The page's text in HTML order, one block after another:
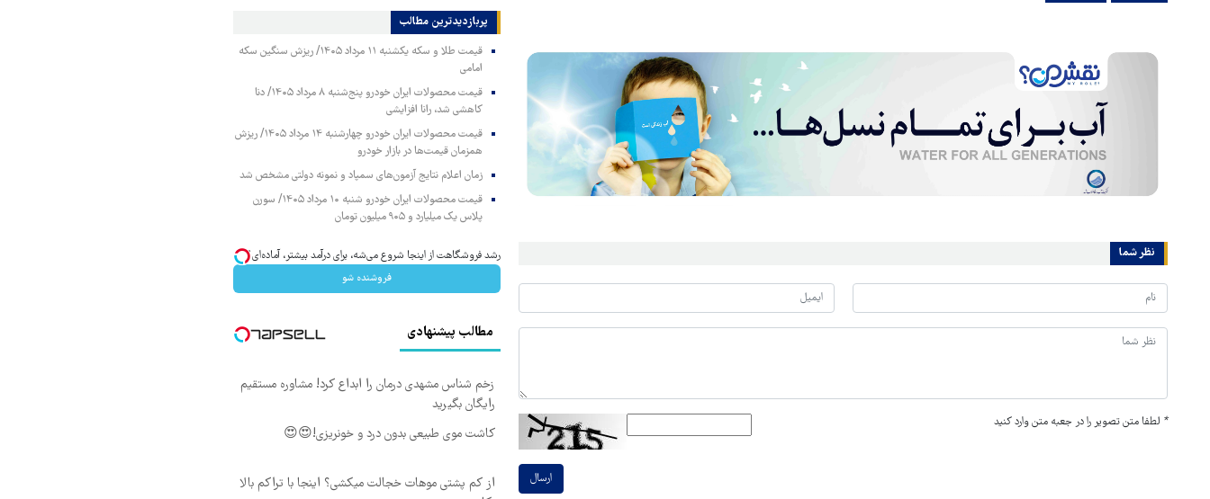
نظر شما
* لطفا متن تصویر را در جعبه متن وارد کنید
ارسال
پربازدیدترین‌ مطالب
قیمت طلا و سکه یکشنبه ۱۱ مرداد ۱۴۰۵/ ریزش سنگین سکه
امامی
قیمت محصولات ایران خودرو پنج‌شنبه ۸ مرداد ۱۴۰۵/ دنا
کاهشی شد، رانا افزایشی
قیمت محصولات ایران خودرو چهارشنبه ۱۴ مرداد ۱۴۰۵/ ریزش
همزمان قیمت‌ها در بازار خودرو
زمان اعلام نتایج آزمون‌های سمپاد و نمونه دولتی مشخص شد
قیمت محصولات ایران خودرو شنبه ۱۰ مرداد ۱۴۰۵/ سورن
پلاس یک میلیارد و ۹۰۵ میلیون تومان
رشد فروشگاهت از اینجا شروع می‌شه، برای درآمد بیشتر، آماده‌ای؟
فروشنده شو
مطالب پیشنهادی
زخم شناس مشهدی درمان را ابداع کرد! مشاوره مستقیم
رایگان بگیرید
کاشت موی طبیعی بدون درد و خونریزی!😍😍
از کم پشتی موهات خجالت میکشی؟ اینجا با تراکم بالا